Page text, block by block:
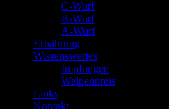
C-Wurf
B-Wurf
A-Wurf
Ernährung
Wissenswertes
Impfungen
Welpenpreis
Links
Kontakt